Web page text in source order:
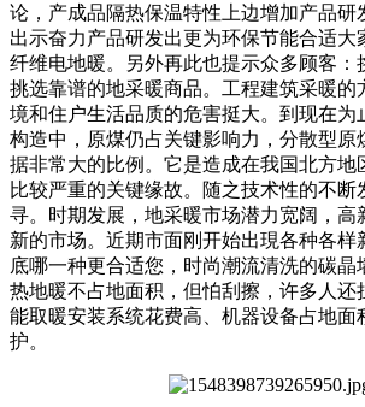
论，产成品隔热保温特性上边增加产品研
出示奋力产品研发出更为环保节能合适大
纤维电地暖。另外再此也提示众多顾客：
挑选靠谱的地采暖商品。工程建筑采暖的
境和住户生活品质的危害挺大。到现在为
构造中，原煤仍占关键影响力，分散型原
据非常大的比例。它是造成在我国北方地
比较严重的关键缘故。随之技术性的不断
寻。时期发展，地采暖市场潜力宽阔，高
新的市场。近期市面刚开始出現各种各样
底哪一种更合适您，时尚潮流清洗的碳晶
热地暖不占地面积，但怕刮擦，许多人还
能取暖安装系统花费高、机器设备占地面
护。